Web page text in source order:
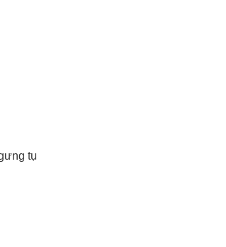
tụ